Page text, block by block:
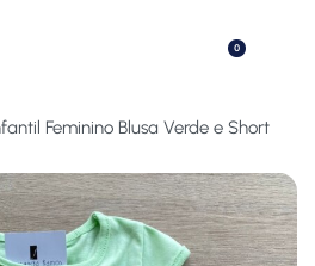
0
Feminino Blusa Verde e Short